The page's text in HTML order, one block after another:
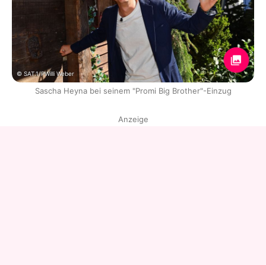
© SAT.1/PWilli Weber
Sascha Heyna bei seinem "Promi Big Brother"-Einzug
Anzeige